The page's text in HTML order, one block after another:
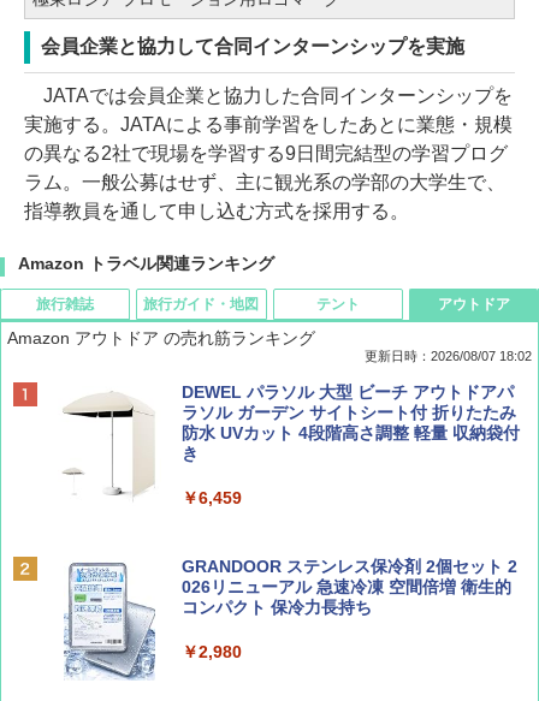
会員企業と協力して合同インターンシップを実施
JATAでは会員企業と協力した合同インターンシップを
実施する。JATAによる事前学習をしたあとに業態・規模
の異なる2社で現場を学習する9日間完結型の学習プログ
ラム。一般公募はせず、主に観光系の学部の大学生で、
指導教員を通して申し込む方式を採用する。
Amazon トラベル関連ランキング
旅行雑誌
ディズニーファン ２０２６年 ９月号 [雑
誌] (ＤＩＳＮＥＹ ＦＡＮ)
￥713
SOTO ミニマル"旅"財布 ランダム2種】
￥1,500
旅行ガイド・地図
僕が見た未来【完全版】
￥0
力的な町 2026～2027 地球の歩き方D アジア
￥2,079
テント
[キャンパーズコレクション 山善] ポップアッ
プテント 傘みたいに広げて畳める パッとサ
ッとサンシェード キューブ フルクローズ メ
ッシュ 簡単設置 ワンタッチテント キャンプ
PYKES PEAK (パイクスピーク) 着替えテン
ト プライバシー テント 【中が透けない】 1
ーチ ピクニック ポップアップテント 携帯 簡
アウトドア
Amazon アウトドア の売れ筋ランキング
更新日時：2026/08/07 18:02
DEWEL パラソル 大型 ビーチ アウトドアパ
ラソル ガーデン サイトシート付 折りたたみ
防水 UVカット 4段階高さ調整 軽量 収納袋付
き
￥6,459
GRANDOOR ステンレス保冷剤 2個セット 2
026リニューアル 急速冷凍 空間倍増 衛生的
コンパクト 保冷力長持ち
￥2,980